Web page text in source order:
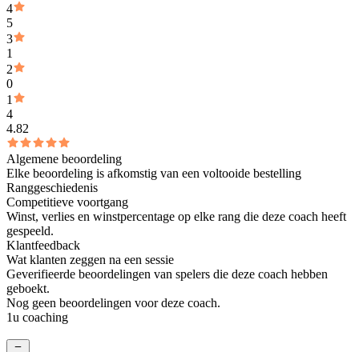
4
5
3
1
2
0
1
4
4.82
Algemene beoordeling
Elke beoordeling is afkomstig van een voltooide bestelling
Ranggeschiedenis
Competitieve voortgang
Winst, verlies en winstpercentage op elke rang die deze coach heeft
gespeeld.
Klantfeedback
Wat klanten zeggen na een sessie
Geverifieerde beoordelingen van spelers die deze coach hebben
geboekt.
Nog geen beoordelingen voor deze coach.
1u coaching